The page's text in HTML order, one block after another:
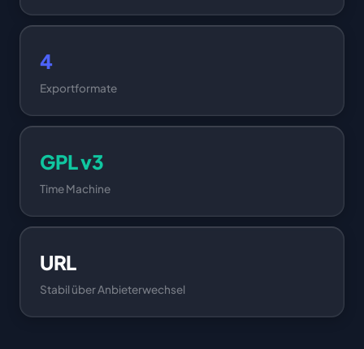
4
Exportformate
GPL v3
Time Machine
URL
Stabil über Anbieterwechsel